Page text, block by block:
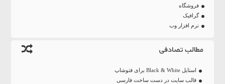
فروشگاه
گرافیک
نرم افزار وب
مطالب تصادفی
استایل Black & White برای فتوشاپ
قالب سایت در دست ساخت فارسی